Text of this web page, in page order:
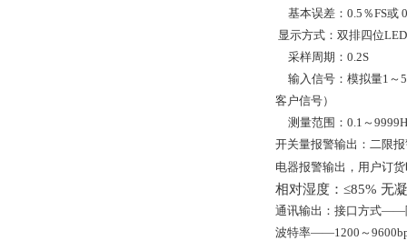
基本误差：0.5％FS或
显示方式：双排四位
采样周期：0.2S
输入信号：模拟量1～
客户信号）
测量范围：0.1～
开关量报警输出：二限
电器报警输出，用户订
相对湿度：≤85% 无
通讯输出：接口方式——
波特率——1200～